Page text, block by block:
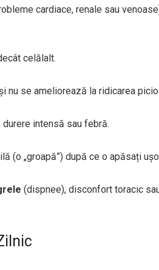
cardiace, renale sau
celălalt.
nu se ameliorează la ridicarea
intensă sau febră.
(o „groapă”) după ce o apăsați
(dispnee), disconfort toracic